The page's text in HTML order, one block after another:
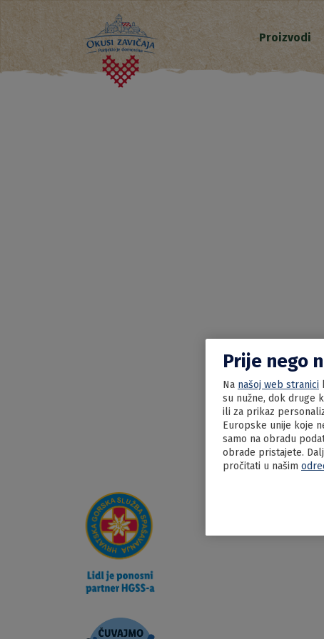
Proizvodi
Prije nego
Na našoj web stranici
su nužne, dok druge
ili za prikaz
Europske unije koje
samo na obradu
obrade pristajete.
pročitati u našim